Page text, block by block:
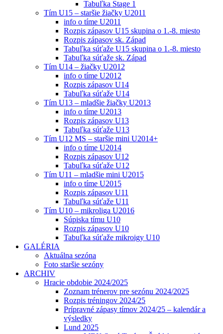
Tabuľka Stage 1
Tím U15 – staršie žiačky U2011
info o tíme U2011
Rozpis zápasov U15 skupina o 1.-8. miesto
Rozpis zápasov sk. Západ
Tabuľka súťaže U15 skupina o 1.-8. miesto
Tabuľka súťaže sk. Západ
Tím U14 – žiačky U2012
info o tíme U2012
Rozpis zápasov U14
Tabuľka súťaže U14
Tím U13 – mladšie žiačky U2013
info o tíme U2013
Rozpis zápasov U13
Tabuľka súťaže U13
Tím U12 MS – staršie mini U2014+
info o tíme U2014
Rozpis zápasov U12
Tabuľka súťaže U12
Tím U11 – mladšie mini U2015
info o tíme U2015
Rozpis zápasov U11
Tabuľka súťaže U11
Tím U10 – mikroliga U2016
Súpiska tímu U10
Rozpis zápasov U10
Tabuľka súťaže mikroigy U10
GALÉRIA
Aktuálna sezóna
Foto staršie sezóny
ARCHIV
Hracie obdobie 2024/2025
Zoznam trénerov pre sezónu 2024/2025
Rozpis tréningov 2024/25
Prípravné zápasy tímov 2024/25 – kalendár a
výsledky
Lund 2025